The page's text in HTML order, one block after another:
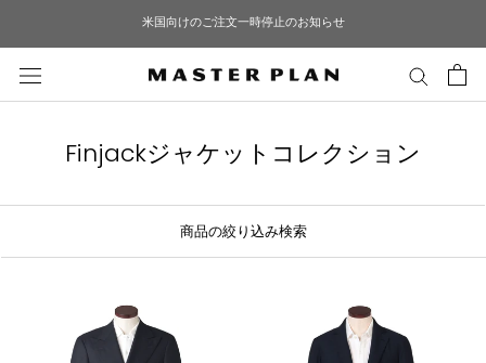
テ
ツ
米国向けのご注文一時停止のお知らせ
Finjackジャケットコレクション
商品の絞り込み検索